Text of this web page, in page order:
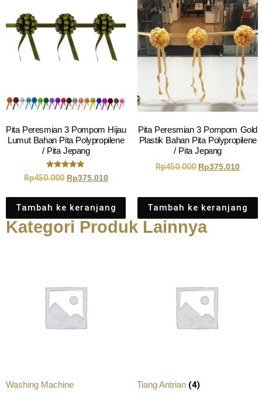
Pita Peresmian 3 Pompom Hijau
Lumut Bahan Pita Polypropilene
/ Pita Jepang
Dinilai
5.00
Rp450.000 Rp375.010
Tambah ke keranjang
Pita Peresmian 3 Pompom Gold
Plastik Bahan Pita Polypropilene
/ Pita Jepang
Rp450.000 Rp375.010
Tambah ke keranjang
Kategori Produk Lainnya
Washing Machine Tiang Antrian (4)